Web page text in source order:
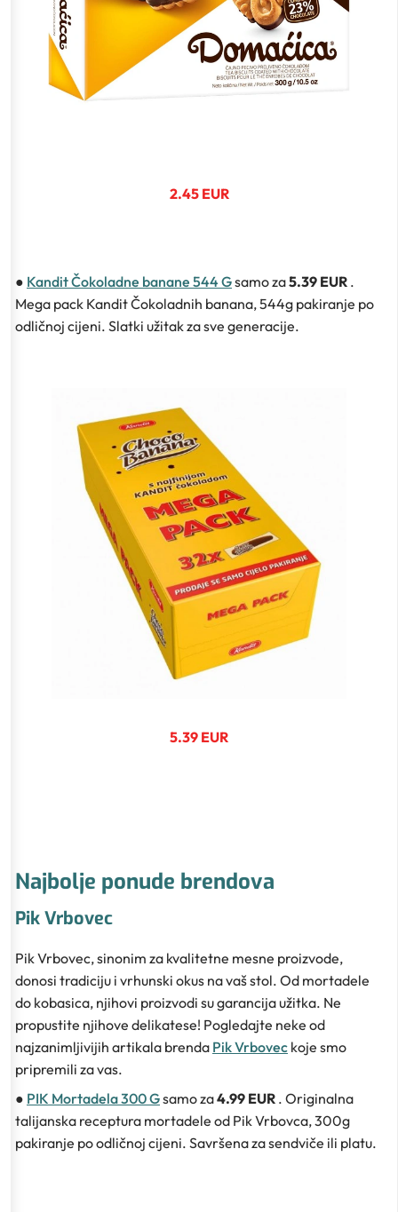
2.45 EUR
● Kandit Čokoladne banane 544 Gsamo za5.39 EUR .
Mega pack Kandit Čokoladnih banana, 544g pakiranje po
odličnoj cijeni. Slatki užitak za sve generacije.
5.39 EUR
Najbolje ponude brendova
Pik Vrbovec
Pik Vrbovec, sinonim za kvalitetne mesne proizvode,
donosi tradiciju i vrhunski okus na vaš stol. Od mortadele
do kobasica, njihovi proizvodi su garancija užitka. Ne
propustite njihove delikatese! Pogledajte neke od
najzanimljivijih artikala brenda Pik Vrbovec koje smo
pripremili za vas.
● PIK Mortadela 300 Gsamo za4.99 EUR . Originalna
talijanska receptura mortadele od Pik Vrbovca, 300g
pakiranje po odličnoj cijeni. Savršena za sendviče ili platu.